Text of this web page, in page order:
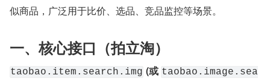
似商品，广泛用于比价、选品、竞品监控等场景。
一、核心接口（拍立淘）
taobao.item.search.img (或 taobao.image.sea